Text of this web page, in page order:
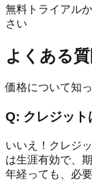
無料トライアル
さい
よくある質
価格について知
Q: クレジット
いいえ！クレジ
は生涯有効で、
年経っても、必